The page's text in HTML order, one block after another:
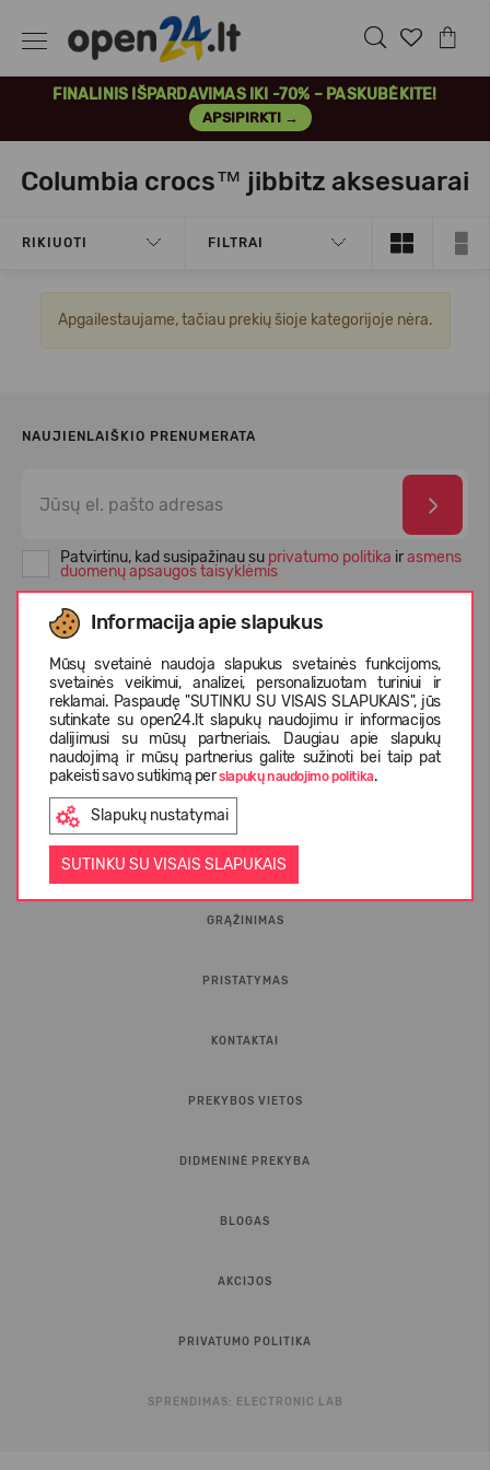
FINALINIS IŠPARDAVIMAS IKI -70% – PASKUBĖKITE!
APSIPIRKTI →
Informacija apie slapukus
Mūsų svetainė naudoja slapukus svetainės funkcijoms,
svetainės veikimui, analizei, personalizuotam turiniui ir
reklamai. Paspaudę "SUTINKU SU VISAIS SLAPUKAIS", jūs
sutinkate su open24.lt slapukų naudojimu ir informacijos
dalijimusi su mūsų partneriais. Daugiau apie slapukų
naudojimą ir mūsų partnerius galite sužinoti bei taip pat
pakeisti savo sutikimą perslapukų naudojimo politika.
Slapukų nustatymai
SUTINKU SU VISAIS SLAPUKAIS
Columbia crocs™ jibbitz aksesuarai
RIKIUOTI FILTRAI
Apgailestaujame, tačiau prekių šioje kategorijoje nėra.
NAUJIENLAIŠKIO PRENUMERATA
Patvirtinu, kad susipažinau su privatumo politika irasmens
duomenų apsaugos taisyklėmis
INFORMACIJA PIRKĖJUI
D.U.K.
GRĄŽINIMAS
PRISTATYMAS
KONTAKTAI
PREKYBOS VIETOS
DIDMENINĖ PREKYBA
BLOGAS
AKCIJOS
PRIVATUMO POLITIKA
SPRENDIMAS: ELECTRONIC LAB